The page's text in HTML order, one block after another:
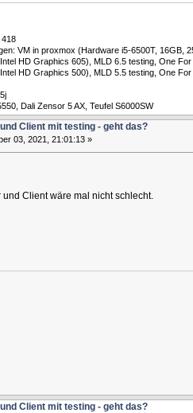
VM in proxmox (Hardware i5-6500T, 16GB,
HD Graphics 605), MLD 6.5 testing, One For
HD Graphics 500), MLD 5.5 testing, One For
Dali Zensor 5 AX, Teufel S6000SW
Client mit testing - geht das?
03, 2021, 21:01:13 »
und Client wäre mal nicht schlecht.
Client mit testing - geht das?